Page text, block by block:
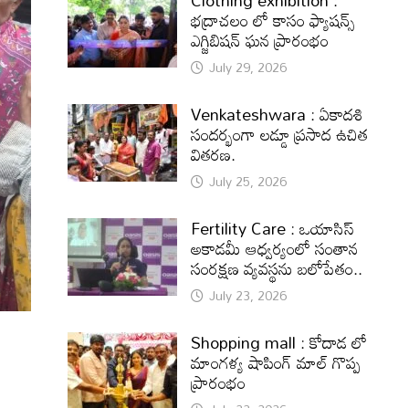
భద్రాచలం లో కాసం ఫ్యాషన్స్
ఎగ్జిబిషన్ ఘన ప్రారంభం
July 29, 2026
Venkateshwara : ఏకాదశి
సందర్భంగా లడ్డూ ప్రసాద ఉచిత
వితరణ.
July 25, 2026
Fertility Care : ఒయాసిస్
అకాడమీ ఆధ్వర్యంలో సంతాన
సంరక్షణ వ్యవస్థను బలోపేతం..
July 23, 2026
Shopping mall : కోదాడ లో
మాంగళ్య షాపింగ్ మాల్ గొప్ప
ప్రారంభం